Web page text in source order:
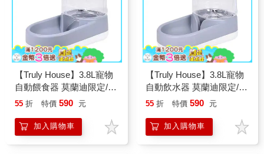
【Truly House】3.8L寵物
自動餵食器 莫蘭迪限定/貓
咪餵食器/餵食器/狗餵食器
55 折 特價 590 元
加入購物車
【Truly House】3.8L寵物
自動飲水器 莫蘭迪限定/貓
咪飲水機/飲水機/狗飲水機
55 折 特價 590 元
加入購物車